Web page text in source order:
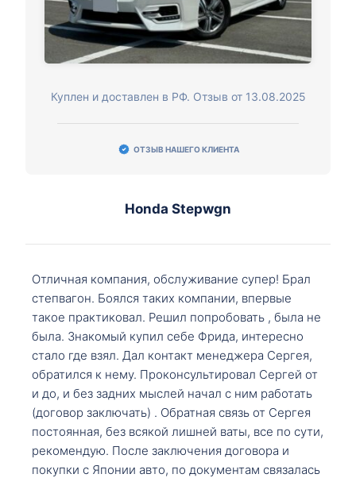
Куплен и доставлен в РФ. Отзыв от 13.08.2025
ОТЗЫВ НАШЕГО КЛИЕНТА
Honda Stepwgn
Отличная компания, обслуживание супер! Брал
степвагон. Боялся таких компании, впервые
такое практиковал. Решил попробовать , была не
была. Знакомый купил себе Фрида, интересно
стало где взял. Дал контакт менеджера Сергея,
обратился к нему. Проконсультировал Сергей от
и до, и без задних мыслей начал с ним работать
(договор заключать) . Обратная связь от Сергея
постоянная, без всякой лишней ваты, все по сути,
рекомендую. После заключения договора и
покупки с Японии авто, по документам связалась